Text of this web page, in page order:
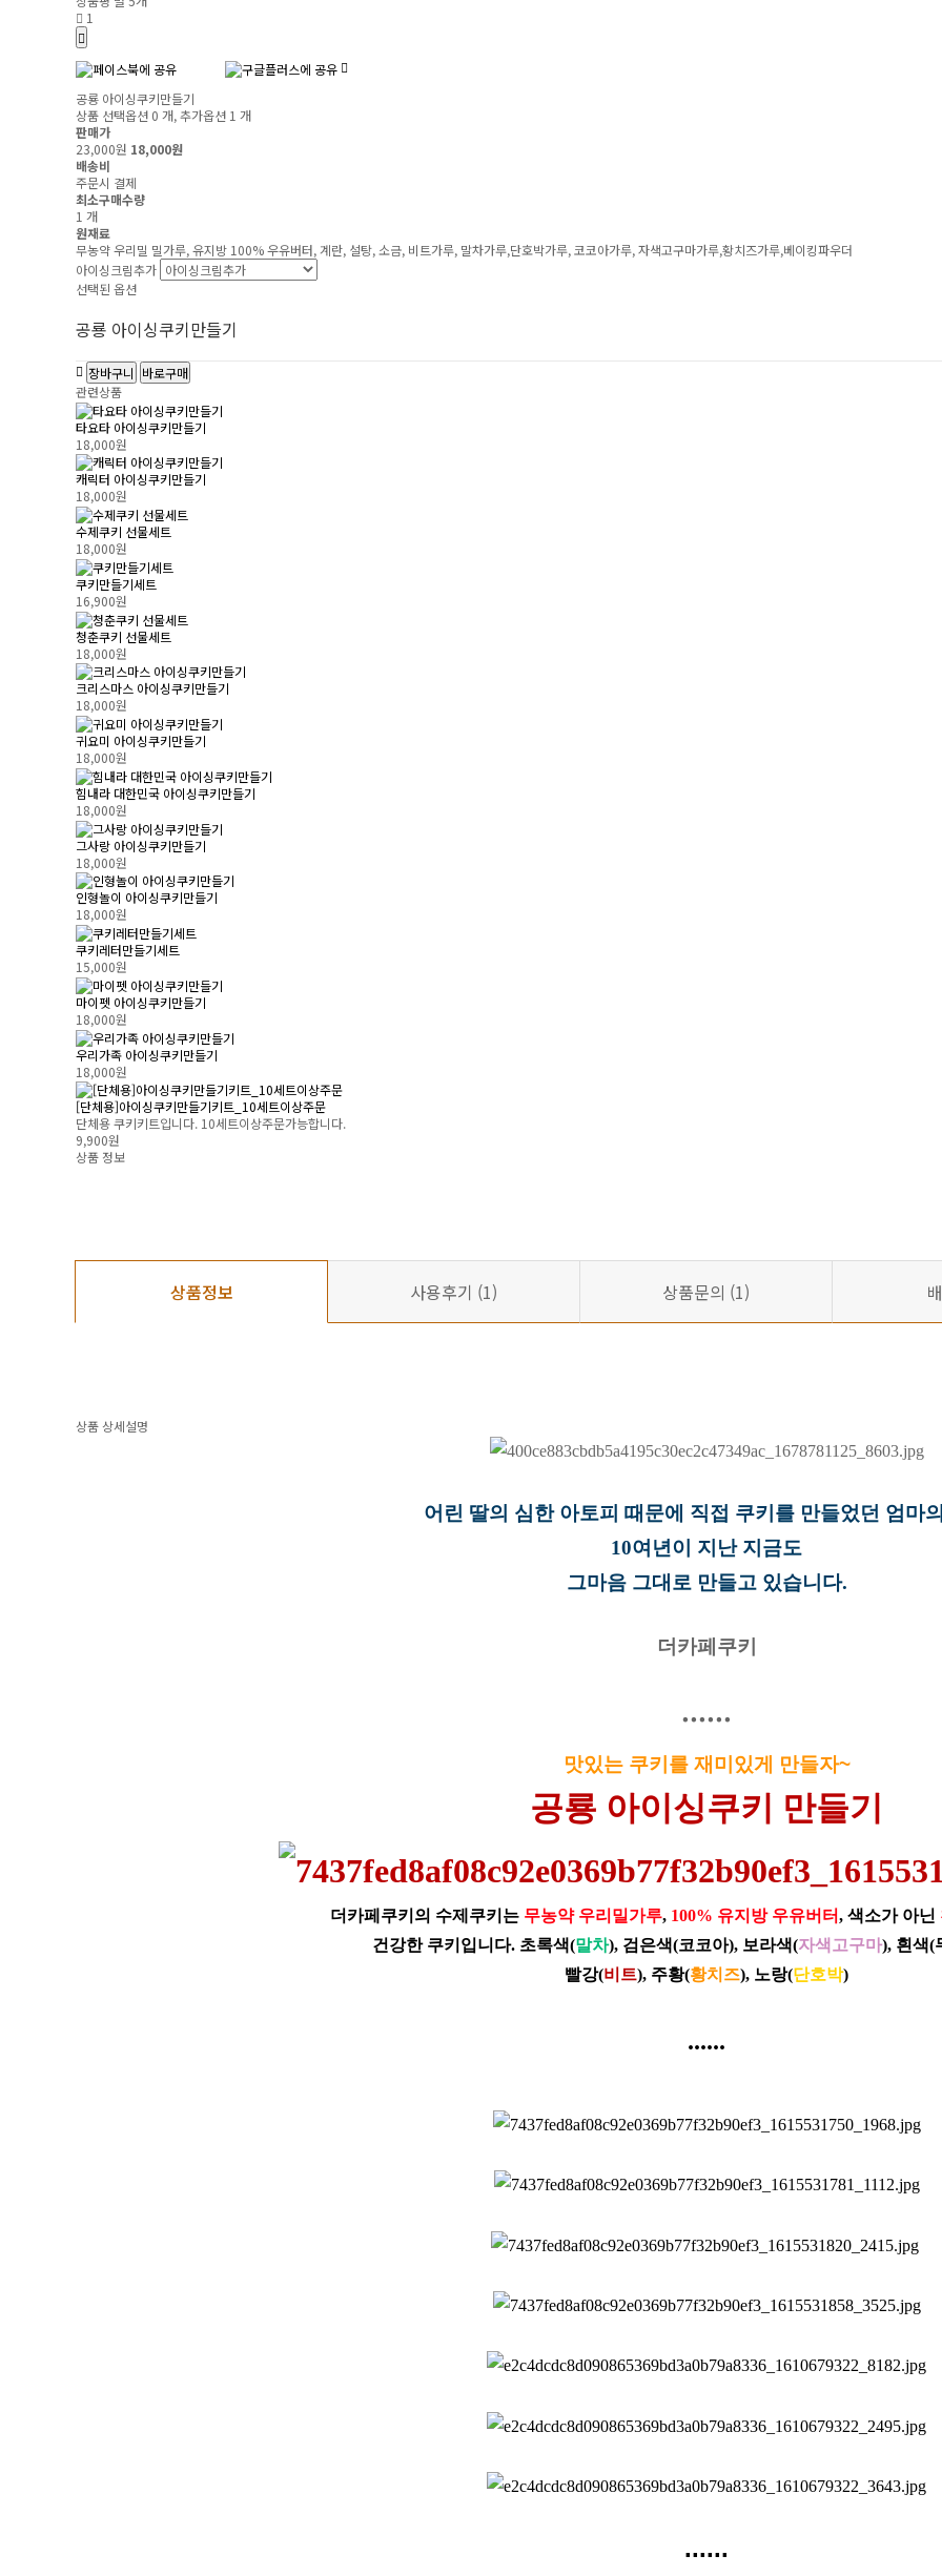
1
공룡 아이싱쿠키만들기
상품 선택옵션 0 개, 추가옵션 1 개
판매가
23,000원 18,000원
배송비
주문시 결제
최소구매수량
1 개
원재료
무농약 우리밀 밀가루, 유지방 100% 우유버터, 계란, 설탕, 소금, 비트가루, 말차가루,단호박가루, 코코아가루, 자색고구마가루,황치즈가루,베이킹파우더
아이싱크림추가
선택된 옵션
공룡 아이싱쿠키만들기
장바구니 바로구매
관련상품
타요타 아이싱쿠키만들기
18,000원
캐릭터 아이싱쿠키만들기
18,000원
수제쿠키 선물세트
18,000원
쿠키만들기세트
16,900원
청춘쿠키 선물세트
18,000원
크리스마스 아이싱쿠키만들기
18,000원
귀요미 아이싱쿠키만들기
18,000원
힘내라 대한민국 아이싱쿠키만들기
18,000원
그사랑 아이싱쿠키만들기
18,000원
인형놀이 아이싱쿠키만들기
18,000원
쿠키레터만들기세트
15,000원
마이펫 아이싱쿠키만들기
18,000원
우리가족 아이싱쿠키만들기
18,000원
[단체용]아이싱쿠키만들기키트_10세트이상주문
단체용 쿠키키트입니다. 10세트이상주문가능합니다.
9,900원
상품 정보
상품정보 사용후기 (1) 상품문의 (1)
상품 상세설명
어린 딸의 심한 아토피 때문에 직접 쿠키를 만들었던 엄마
10여년이 지난 지금도
그마음 그대로 만들고 있습니다.
더카페쿠키
......
맛있는 쿠키를 재미있게 만들자~
공룡 아이싱쿠키 만들기
더카페쿠키의 수제쿠키는 무농약 우리밀가루, 100% 유지방 우유버터, 색소가 아닌
건강한 쿠키입니다. 초록색(말차), 검은색(코코아), 보라색(자색고구마), 흰색(
빨강(비트), 주황(황치즈), 노랑(단호박)
......
......